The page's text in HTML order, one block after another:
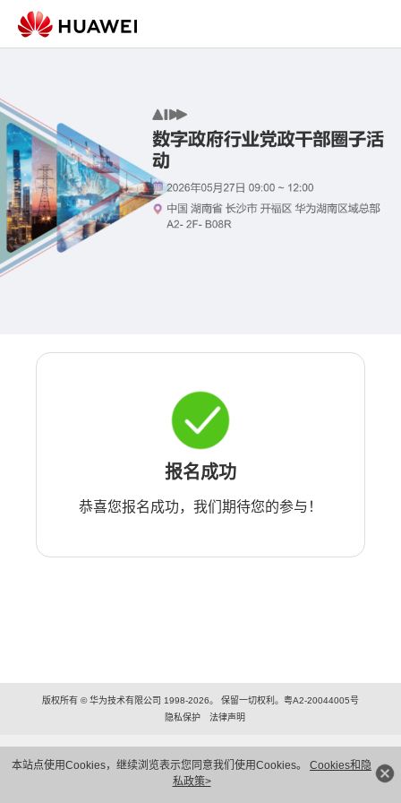
本站点使用Cookies，继续浏览表示您同意我们使用Cookies。 Cookies和隐
私政策>
报名成功
恭喜您报名成功，我们期待您的参与！
版权所有 © 华为技术有限公司 1998-2026。 保留一切权利。粤A2-20044005号
隐私保护
法律声明